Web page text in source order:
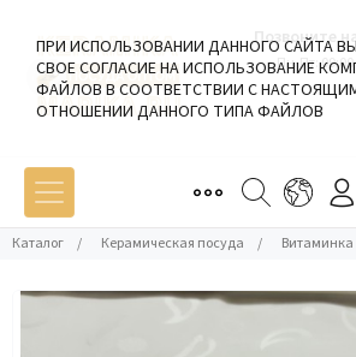
Позвоните
Пн-Пт: 09:00
Каталог / Керамическая посуда / Витаминка
ПРИ ИСПОЛЬЗОВАНИИ ДАННОГО САЙТА
СВОЕ СОГЛАСИЕ НА ИСПОЛЬЗОВАНИЕ
ФАЙЛОВ В СООТВЕТСТВИИ С
ОТНОШЕНИИ ДАННОГО ТИПА ФАЙЛОВ